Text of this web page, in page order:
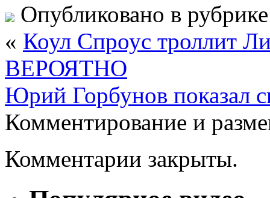
Опубликовано в
« Коул Спроус троллит
ВЕРОЯТНО
Юрий Горбунов
Комментирование и
Комментарии закрыты.